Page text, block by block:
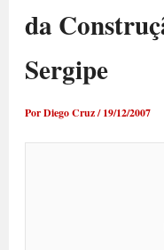
da
Sergipe
PorDiego Cruz/19/12/2007